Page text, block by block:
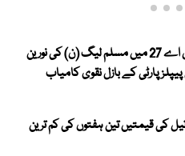
آزاد کشمیر الیکشن ، ایل اے 27 میں مسلم لیگ (ن) کی نورین
کی قیمتیں تین ہفتوں کی کم ترین